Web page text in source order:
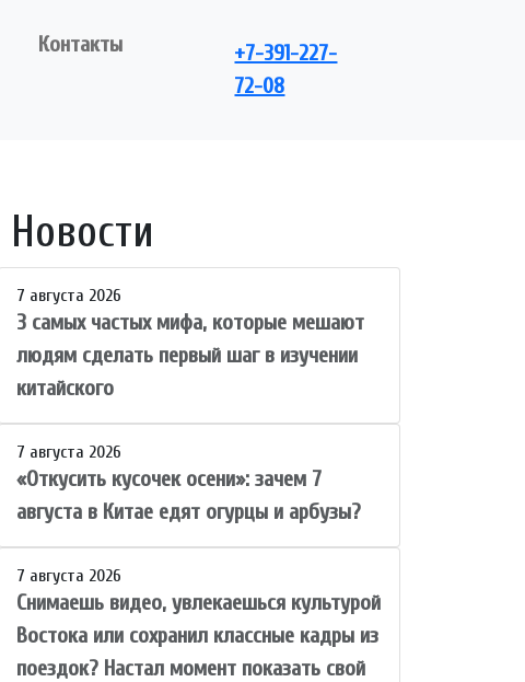
Контакты
+7-391-227-
72-08
Новости
7 августа 2026
3 самых частых мифа, которые мешают
людям сделать первый шаг в изучении
китайского
7 августа 2026
«Откусить кусочек осени»: зачем 7
августа в Китае едят огурцы и арбузы?
7 августа 2026
Снимаешь видео, увлекаешься культурой
Востока или сохранил классные кадры из
поездок? Настал момент показать свой